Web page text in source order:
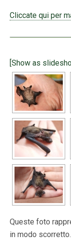
Cliccate qui per
[Show as
Queste foto
in modo